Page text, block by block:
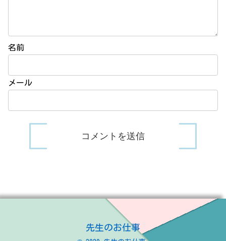
名前
メール
先生のお仕事